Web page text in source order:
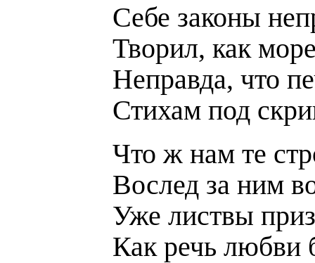
Себе законы
Творил, как
Неправда, что
Стихам под
Что ж нам те
Вослед за ним
Уже листвы
Как речь любви